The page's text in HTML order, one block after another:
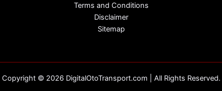
Terms and Conditions
Disclaimer
Sitemap
Copyright © 2026 DigitalOtoTransport.com | All Rights Reserved.